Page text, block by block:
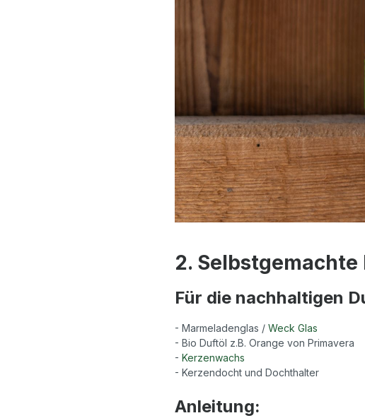
2.
Für die nachhaltigen
- Marmeladenglas /Weck Glas
- Bio Duftöl z.B. Orange von Primavera
-Kerzenwachs
- Kerzendocht und Dochthalter
Anleitung: